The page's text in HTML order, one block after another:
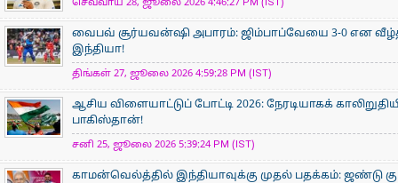
செவ்வாய் 28, ஜூலை 2026 4:46:27 PM (IST)
வைபவ் சூர்யவன்ஷி அபாரம்: ஜிம்பாப்வேயை 3-0 என
இந்தியா!
திங்கள் 27, ஜூலை 2026 4:59:28 PM (IST)
ஆசிய விளையாட்டுப் போட்டி 2026: நேரடியாகக்
பாகிஸ்தான்!
சனி 25, ஜூலை 2026 5:39:24 PM (IST)
காமன்வெல்த்தில் இந்தியாவுக்கு முதல் பதக்கம்: ஜண்டு